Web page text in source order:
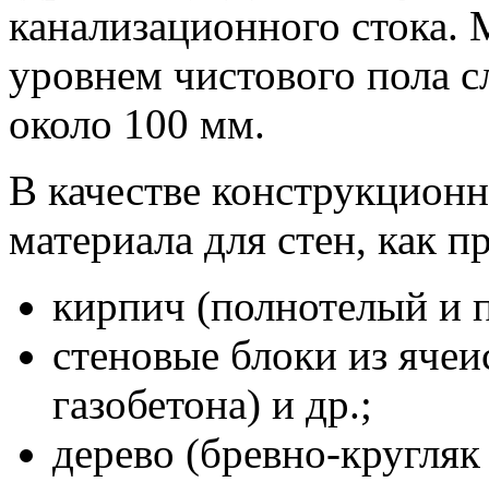
канализационного
уровнем чистового пола
около 100 мм.
В качестве
материала для стен, как
кирпич (полнотелый и
стеновые блоки из
газобетона) и др.;
дерево (бревно-